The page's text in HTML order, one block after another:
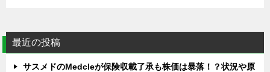
リ
ー
最近の投稿
サスメドのMedcleが保険収載了承も株価は暴落！？状況や原